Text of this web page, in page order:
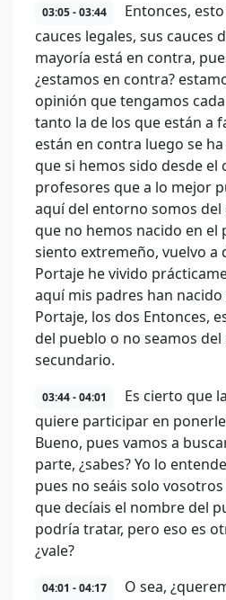
03:05 - 03:44
Entonces,
cauces legales, sus cauces
mayoría está en contra,
¿estamos en contra?
opinión que tengamos
tanto la de los que están a
están en contra luego se
que si hemos sido desde el
profesores que a lo mejor
aquí del entorno somos
que no hemos nacido en el
siento extremeño, vuelvo a
Portaje he vivido
aquí mis padres han nacido
Portaje, los dos Entonces,
del pueblo o no seamos
secundario.
03:44 - 04:01
Es cierto que
quiere participar en
Bueno, pues vamos a
parte, ¿sabes? Yo lo
pues no seáis solo
que decíais el nombre del
podría tratar, pero eso es
¿vale?
04:01 - 04:17 O sea,